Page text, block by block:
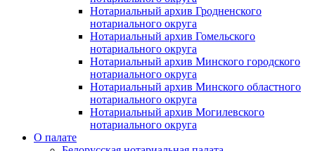
Нотариальный архив Гродненского
нотариального округа
Нотариальный архив Гомельского
нотариального округа
Нотариальный архив Минского городского
нотариального округа
Нотариальный архив Минского областного
нотариального округа
Нотариальный архив Могилевского
нотариального округа
О палате